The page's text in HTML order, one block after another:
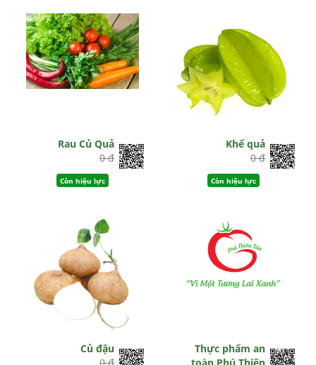
Rau Củ Quả
0 đ
Còn hiệu lực
Khế quả
0 đ
Còn hiệu lực
Củ đậu
Thực phẩm an